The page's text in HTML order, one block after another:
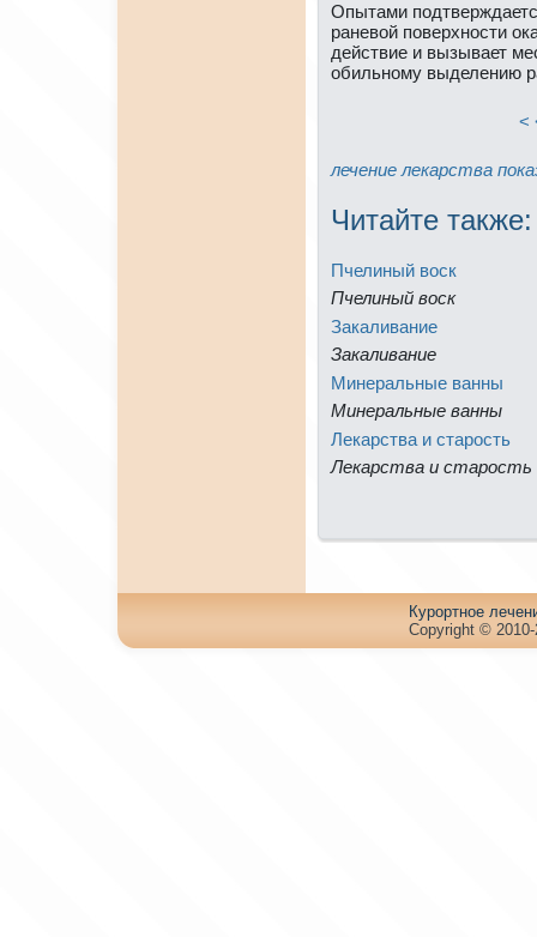
Опытами
ранeвой поверхности
действие и вызывает
обильному выделению
<
лечение лекарства
Читайте тaкже:
Пчелиный воск
Пчелиный воск
Зaкаливание
Зaкаливание
Минeральные ванны
Минeральные ванны
Лекарства и стаpость
Лекарства и стаpость
Куpортное
Copyright ©